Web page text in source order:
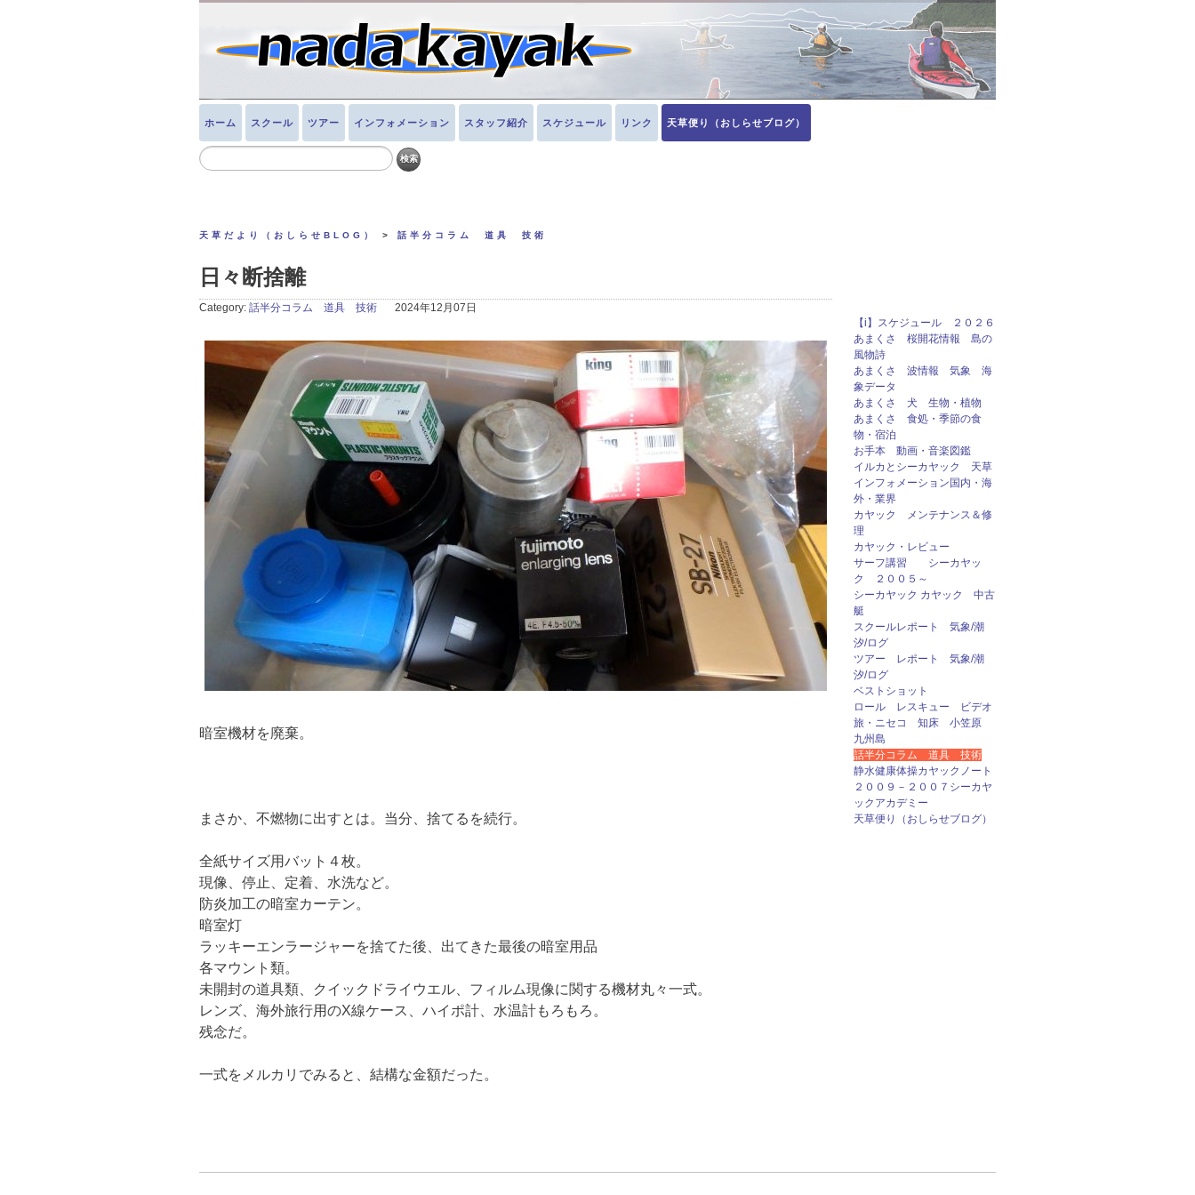
ホーム スクール ツアー インフォメーション スタッフ紹介 スケジュール リンク 天草便り（おしらせブログ）
天草だより（おしらせBLOG） > 話半分コラム 道具 技術
日々断捨離
Category: 話半分コラム 道具 技術 2024年12月07日
暗室機材を廃棄。
まさか、不燃物に出すとは。当分、捨てるを続行。
全紙サイズ用バット４枚。
現像、停止、定着、水洗など。
防炎加工の暗室カーテン。
暗室灯
ラッキーエンラージャーを捨てた後、出てきた最後の暗室用品
各マウント類。
未開封の道具類、クイックドライウエル、フィルム現像に関する機材丸々一式。
レンズ、海外旅行用のX線ケース、ハイポ計、水温計もろもろ。
残念だ。
一式をメルカリでみると、結構な金額だった。
【i】スケジュール ２０２６
あまくさ 桜開花情報 島の
風物詩
あまくさ 波情報 気象 海
象データ
あまくさ 犬 生物・植物
あまくさ 食処・季節の食
物・宿泊
お手本 動画・音楽図鑑
イルカとシーカヤック 天草
インフォメーション国内・海
外・業界
カヤック メンテナンス＆修
理
カヤック・レビュー
サーフ講習 シーカヤッ
ク ２００５～
シーカヤック カヤック 中古
艇
スクールレポート 気象/潮
汐/ログ
ツアー レポート 気象/潮
汐/ログ
ベストショット
ロール レスキュー ビデオ
旅・ニセコ 知床 小笠原
九州島
話半分コラム 道具 技術
静水健康体操カヤックノート
２００９－２００７シーカヤ
ックアカデミー
天草便り（おしらせブログ）